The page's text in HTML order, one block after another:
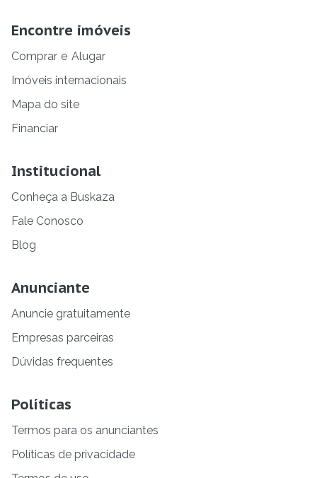
Encontre imóveis
Comprar e Alugar
Imóveis internacionais
Mapa do site
Financiar
Institucional
Conheça a Buskaza
Fale Conosco
Blog
Anunciante
Anuncie gratuitamente
Empresas parceiras
Dúvidas frequentes
Políticas
Termos para os anunciantes
Políticas de privacidade